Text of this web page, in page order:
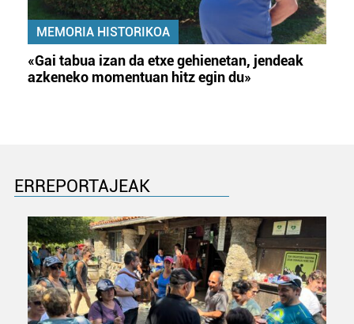
MEMORIA HISTORIKOA
«Gai tabua izan da etxe gehienetan, jendeak
azkeneko momentuan hitz egin du»
ERREPORTAJEAK